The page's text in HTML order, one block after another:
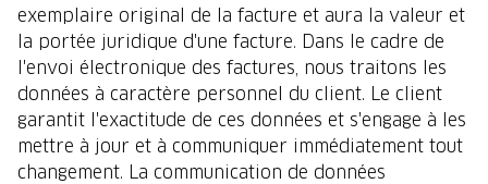
exemplaire original de la facture et aura la valeur et
la portée juridique d'une facture. Dans le cadre de
l'envoi électronique des factures, nous traitons les
données à caractère personnel du client. Le client
garantit l'exactitude de ces données et s'engage à les
mettre à jour et à communiquer immédiatement tout
changement. La communication de données